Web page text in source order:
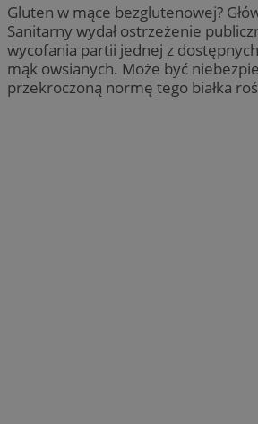
Gluten w mące bezglutenowej?
Sanitarny wydał ostrzeżenie
wycofania partii jednej z
mąk owsianych. Może być
przekroczoną normę tego białka